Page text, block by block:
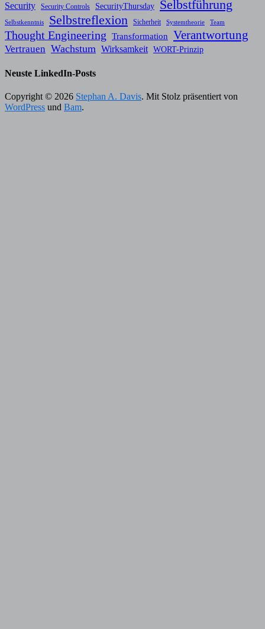
Security Security Controls SecurityThursday Selbstführung
Selbstkenntnis Selbstreflexion Sicherheit Systemtheorie Team
Thought Engineering Transformation Verantwortung
Vertrauen Wachstum Wirksamkeit WORT-Prinzip
Neuste LinkedIn-Posts
Copyright © 2026 Stephan A. Davis. Mit Stolz präsentiert von
WordPress und Bam.